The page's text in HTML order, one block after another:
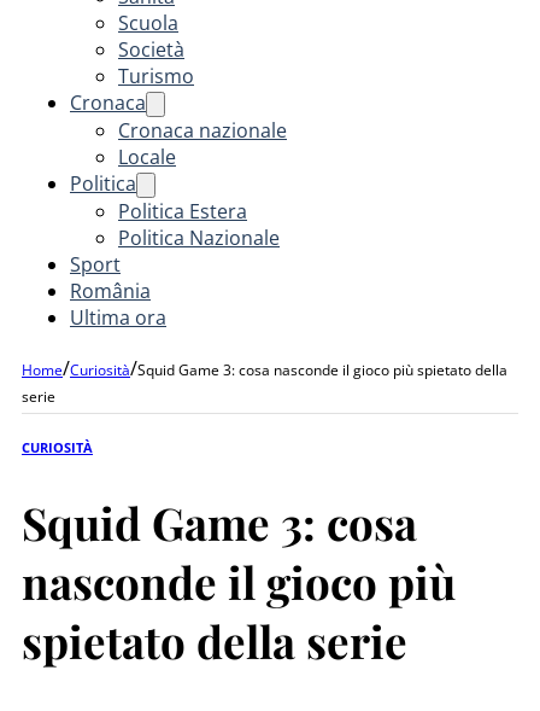
Scuola
Società
Turismo
Cronaca
Cronaca nazionale
Locale
Politica
Politica Estera
Politica Nazionale
Sport
România
Ultima ora
Home/Curiosità/Squid Game 3: cosa nasconde il gioco più spietato della
serie
CURIOSITÀ
Squid Game 3: cosa
nasconde il gioco più
spietato della serie